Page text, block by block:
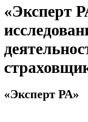
«Эксперт
«Эксперт РА»